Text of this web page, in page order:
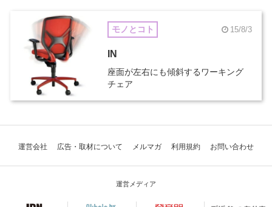
COLUMN
コラム モノとコト 15/8/3
IN
座面が左右にも傾斜するワーキング
チェア
運営会社 広告・取材について メルマガ 利用規約 お問い合わせ
運営メディア